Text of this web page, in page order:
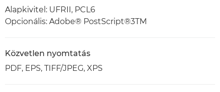
Alapkivitel: UFRII, PCL6
Opcionális: Adobe® PostScript®3TM
Közvetlen nyomtatás
PDF, EPS, TIFF/JPEG, XPS